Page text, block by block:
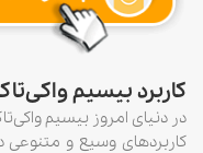
کاربرد بیسیم
در دنیای امروز بیسیم
کاربردهای وسیع و متنوعی